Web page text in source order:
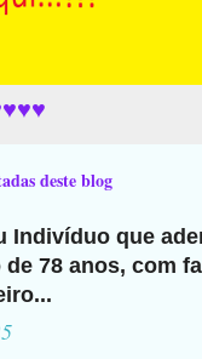
deste blog
Indivíduo que
78 anos, com